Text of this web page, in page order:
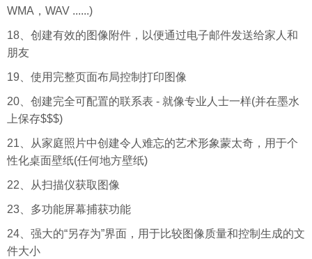
WMA，WAV ......)
18、创建有效的图像附件，以便通过电子邮件发送给家人和
朋友
19、使用完整页面布局控制打印图像
20、创建完全可配置的联系表 - 就像专业人士一样(并在墨水
上保存$$$)
21、从家庭照片中创建令人难忘的艺术形象蒙太奇，用于个
性化桌面壁纸(任何地方壁纸)
22、从扫描仪获取图像
23、多功能屏幕捕获功能
24、强大的“另存为”界面，用于比较图像质量和控制生成的文
件大小